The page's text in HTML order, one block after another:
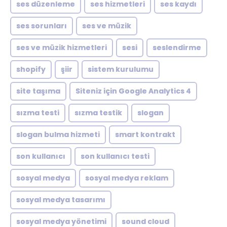
ses düzenleme ses hizmetleri ses kaydı
ses sorunları ses ve müzik
ses ve müzik hizmetleri sesi seslendirme
shopify şiir sistem kurulumu
site taşıma Siteniz için Google Analytics 4
sızma testi sızma testik slogan
slogan bulma hizmeti smart kontrakt
son kullanıcı son kullanıcı testi
sosyal medya sosyal medya reklam
sosyal medya tasarımı
sosyal medya yönetimi sound cloud